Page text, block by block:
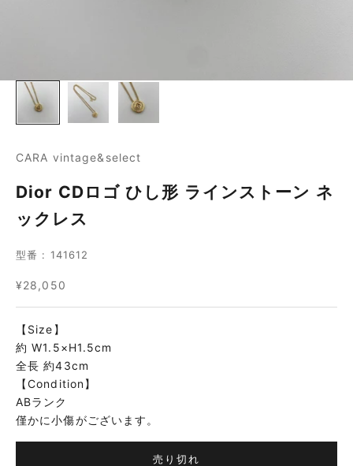
CARA vintage&select
Dior CDロゴ ひし形 ラインストーン ネ
ックレス
型番 : 141612
セール価格
¥28,050
【Size】
約 W1.5×H1.5cm
全長 約43cm
【Condition】
ABランク
僅かに小傷がございます。
売り切れ